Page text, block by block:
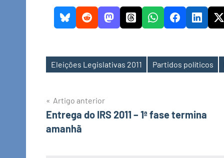
Etiquetas
Eleições Legislativas 2011 Partidos políticos
Navegação
de
Artigo anterior
Entrega do IRS 2011 – 1ª fase termina
amanhã